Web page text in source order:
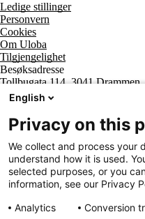
Ledige stillinger
Personvern
Cookies
Om Uloba
Tilgjengelighet
Besøksadresse
Tollbugata 114, 3041 Drammen
Postadresse
Postboks 2474 Strømsø, 3003
Supportsenter tlf
800 20 202
Sentralbord tlf
32 20 59 10
Organisasjonsnummer
963 890 095
English
Privacy on this
We collect and process your
understand how it is used.
selected purposes, or you
information, see our Privacy
Analytics
Conversion